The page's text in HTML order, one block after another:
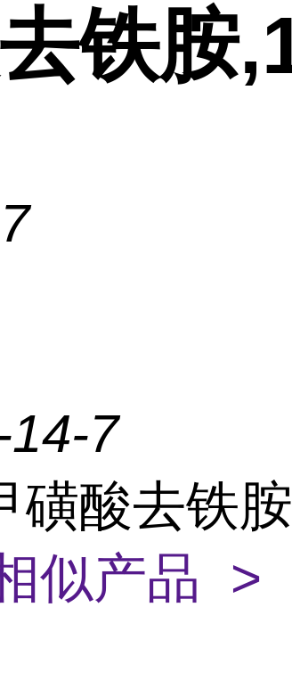
铁胺
7
磺酸去铁
似产品 >